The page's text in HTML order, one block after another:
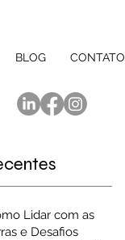
BLOG CONTATO
Lidar com as
e Desafios